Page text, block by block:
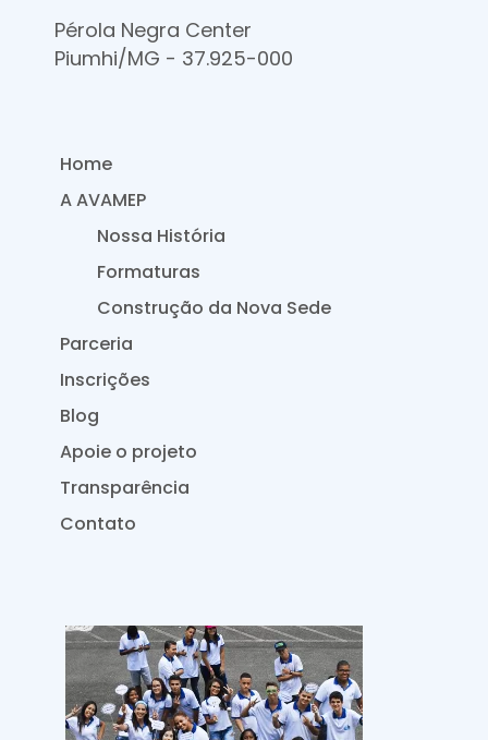
Pérola Negra Center
Piumhi/MG - 37.925-000
Home
A AVAMEP
Nossa História
Formaturas
Construção da Nova Sede
Parceria
Inscrições
Blog
Apoie o projeto
Transparência
Contato